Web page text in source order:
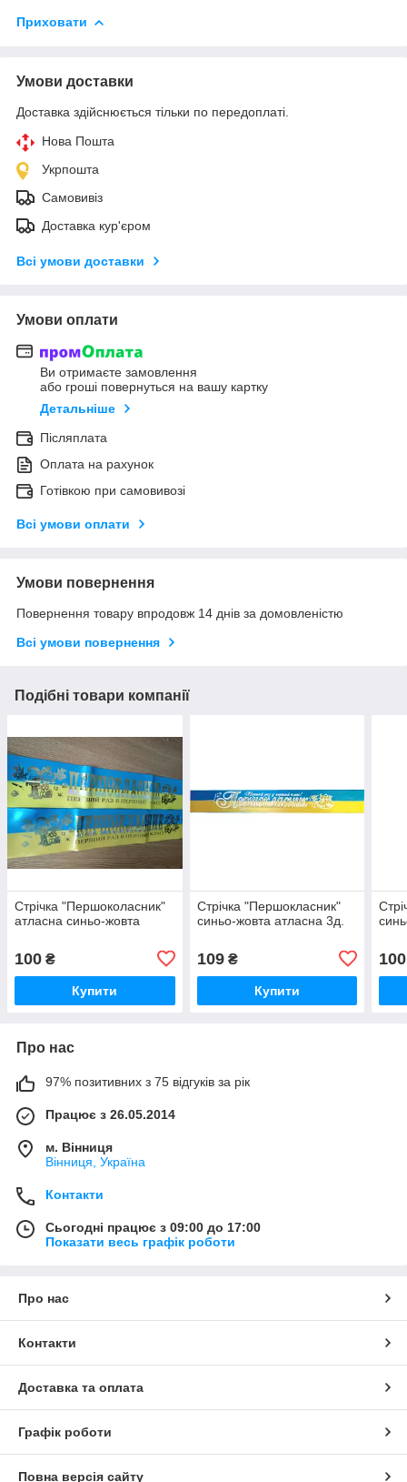
Приховати
Умови доставки
Доставка здійснюється тільки по передоплаті.
Нова Пошта
Укрпошта
Самовивіз
Доставка кур'єром
Всі умови доставки
Умови оплати
Ви отримаєте замовлення
або гроші повернуться на вашу картку
Детальніше
Післяплата
Оплата на рахунок
Готівкою при самовивозі
Всі умови оплати
Умови повернення
Повернення товару впродовж 14 днів за домовленістю
Всі умови повернення
Подібні товари компанії
Стрічка "Першоколасник"
атласна синьо-жовта
100 ₴
Купити
Стрічка "Першокласник"
синьо-жовта атласна 3д.
109₴
Купити
100
Про нас
97% позитивних з 75 відгуків за рік
Працює з 26.05.2014
м. Вінниця
Вінниця, Україна
Контакти
Сьогодні працює з 09:00 до 17:00
Показати весь графік роботи
Про нас
Контакти
Доставка та оплата
Графік роботи
Повна версія сайту